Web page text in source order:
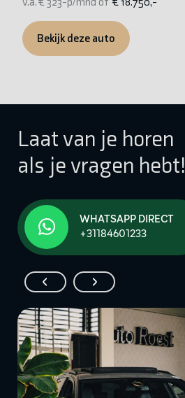
Bekijk deze auto
Laat van je horen
als je vragen hebt!
WHATSAPP DIRECT
+31184601233